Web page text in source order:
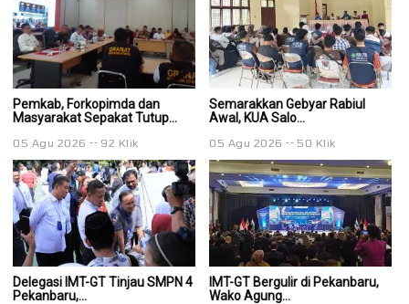
Pemkab, Forkopimda dan
Masyarakat Sepakat Tutup...
05 Agu 2026 92 Klik
Semarakkan Gebyar Rabiul
Awal, KUA Salo...
05 Agu 2026 50 Klik
Delegasi IMT-GT Tinjau SMPN 4
Pekanbaru,...
IMT-GT Bergulir di Pekanbaru,
Wako Agung...